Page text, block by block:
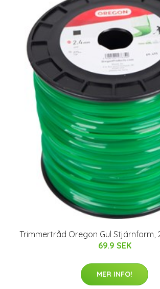
Trimmertråd Oregon Gul Stjärnform,
69.9 SEK
MER INFO!